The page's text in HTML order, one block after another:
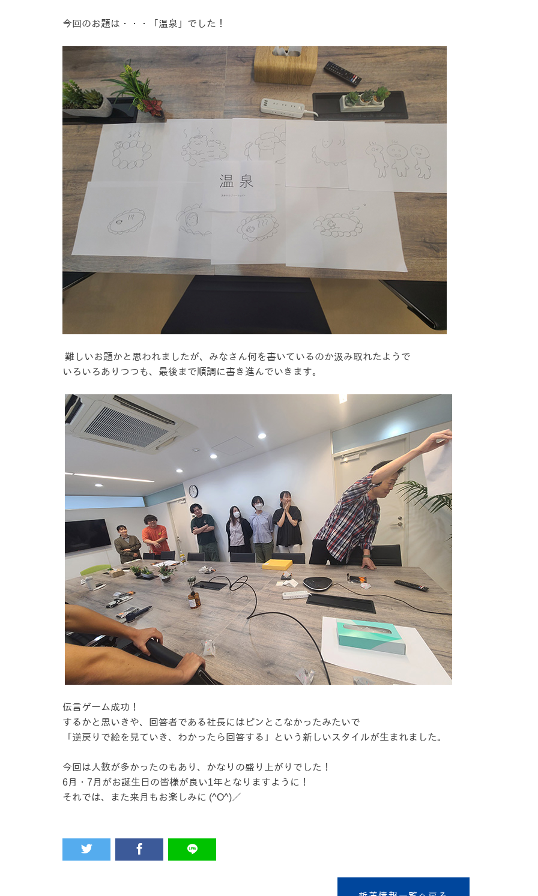
今回のお題は・・・「温泉」でした！
難しいお題かと思われましたが、みなさん何を書いているのか汲み取れたようで
いろいろありつつも、最後まで順調に書き進んでいきます。
伝言ゲーム成功！
するかと思いきや、回答者である社長にはピンとこなかったみたいで
「逆戻りで絵を見ていき、わかったら回答する」という新しいスタイルが生まれました。
今回は人数が多かったのもあり、かなりの盛り上がりでした！
6月・7月がお誕生日の皆様が良い1年となりますように！
それでは、また来月もお楽しみに (^O^)／